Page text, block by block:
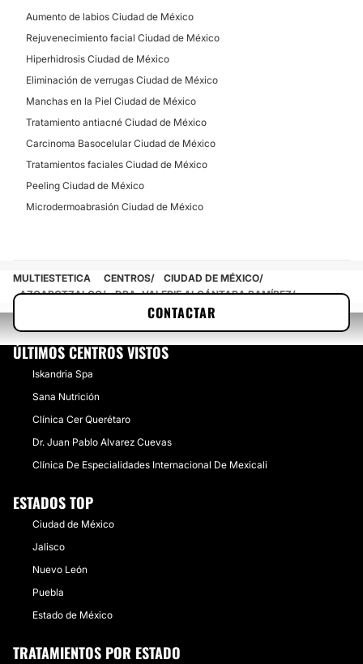
Aumento de labios Ciudad de México
Rejuvenecimiento facial Ciudad de México
Hiperhidrosis Ciudad de México
Eliminación de verrugas Ciudad de México
Manchas en la Piel Ciudad de México
Tratamiento antiacné Ciudad de México
Carcinoma Basocelular Ciudad de México
Tratamientos faciales Ciudad de México
Peeling Ciudad de México
Microdermoabrasión Ciudad de México
CONTACTAR
MULTIESTETICA CENTROS
CIUDAD DE MÉXICO
AZCAPOTZALCO
DRA. VALERIE ALCÁNTARA RAMÍREZ
ÚLTIMOS CENTROS VISTOS
Iskandria Spa
​Sana Nutrición
Clínica Cer Querétaro
Dr. Juan Pablo Alvarez Cuevas
Clínica De Especialidades Internacional De Mexicali
ESTADOS TOP
Ciudad de México
Jalisco
Nuevo León
Puebla
Estado de México
TRATAMIENTOS POR ESTADO